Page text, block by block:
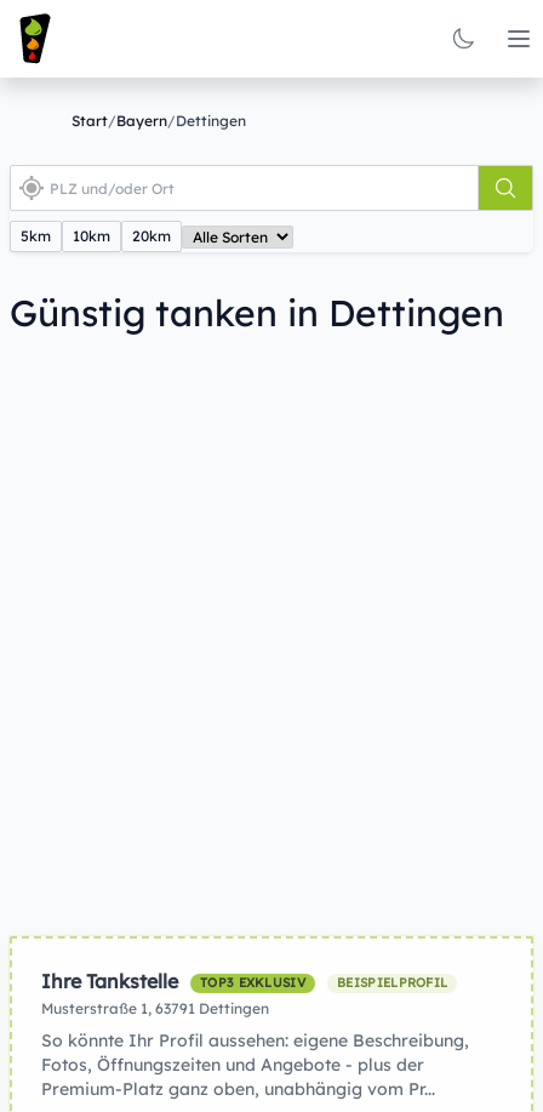
Start/Bayern/Dettingen
5km 10km 20km
Günstig tanken in Dettingen
Ihre Tankstelle TOP3 EXKLUSIV BEISPIELPROFIL
Musterstraße 1, 63791 Dettingen
So könnte Ihr Profil aussehen: eigene Beschreibung,
Fotos, Öffnungszeiten und Angebote - plus der
Premium-Platz ganz oben, unabhängig vom Pr...